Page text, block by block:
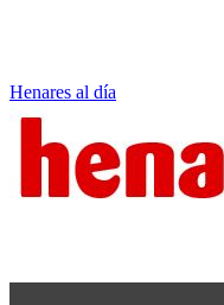
Henares al día